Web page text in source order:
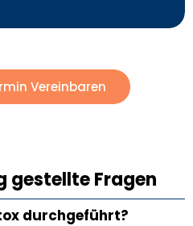
Vereinbaren
gestellte Fragen
durchgeführt?